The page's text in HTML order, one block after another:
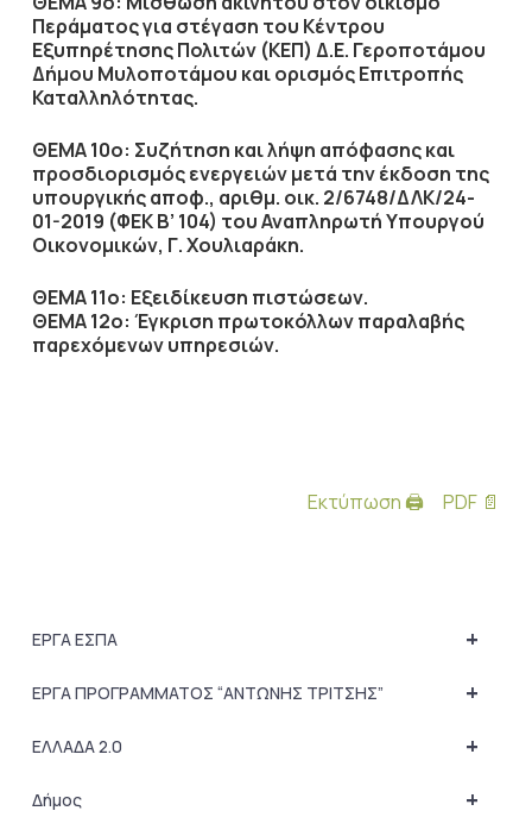
Περάματος για στέγαση του Κέντρου
Εξυπηρέτησης Πολιτών (ΚΕΠ) Δ.Ε. Γεροποτάμου
Δήμου Μυλοποτάμου και ορισμός Επιτροπής
Καταλληλότητας.
ΘΕΜΑ 10ο: Συζήτηση και λήψη απόφασης και
προσδιορισμός ενεργειών μετά την έκδοση της
υπουργικής αποφ., αριθμ. οικ. 2/6748/ΔΛΚ/24-
01-2019 (ΦΕΚ Β’ 104) του Αναπληρωτή Υπουργού
Οικονομικών, Γ. Χουλιαράκη.
ΘΕΜΑ 11ο: Εξειδίκευση πιστώσεων.
ΘΕΜΑ 12ο: Έγκριση πρωτοκόλλων παραλαβής
παρεχόμενων υπηρεσιών.
Εκτύπωση 🖨 PDF 📄
+
ΕΡΓΑ ΕΣΠΑ
+
ΕΡΓΑ ΠΡΟΓΡΑΜΜΑΤΟΣ “ΑΝΤΩΝΗΣ ΤΡΙΤΣΗΣ”
+
ΕΛΛΑΔΑ 2.0
+
Δήμος